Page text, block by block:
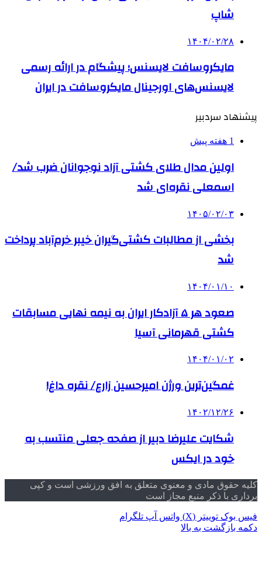
شاپ
۱۴۰۴/۰۲/۲۸
مایکروسافت لایسنس؛ پیشگام در ارائه رسمی
لایسنس‌های اورجینال مایکروسافت در ایران
پیشنهاد سردبیر
1 هفته پیش
اولین مدال طلای کشتی آزاد نوجوانان ضرب شد/
اسمعلی نقره‌ای شد
۱۴۰۵/۰۲/۰۳
بخشی از مطالبات کشتی‌گیران خیبر خرم‌آباد پرداخت
شد
۱۴۰۴/۰۱/۱۰
صعود هر ۵ آزادکار ایران به نیمه نهایی مسابقات
کشتی قهرمانی آسیا
۱۴۰۴/۰۱/۰۲
غمگین‌ترین ورژن امیرحسین زارع/ نقره داغ!
۱۴۰۲/۱۲/۲۶
شکایت علیرضا دبیر از صفحه جعلی منتسب به
خود در ایکس
کلیه حقوق مادی و معنوی متعلق به افق ورزشی است و کپی
برداری با ذکر منبع مجاز است
فیس بوک توییتر (X) واتس آپ تلگرام
دکمه بازگشت به بالا